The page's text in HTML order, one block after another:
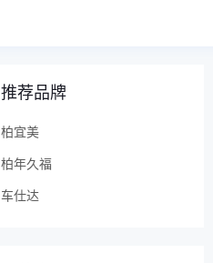
推荐品牌
柏宜美
柏年久福
车仕达